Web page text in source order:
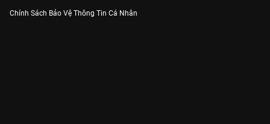
Chính Sách Bảo Vệ Thông Tin Cá Nhân